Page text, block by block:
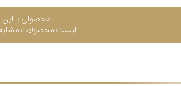
محصولی با
لیست محصولات مشابه